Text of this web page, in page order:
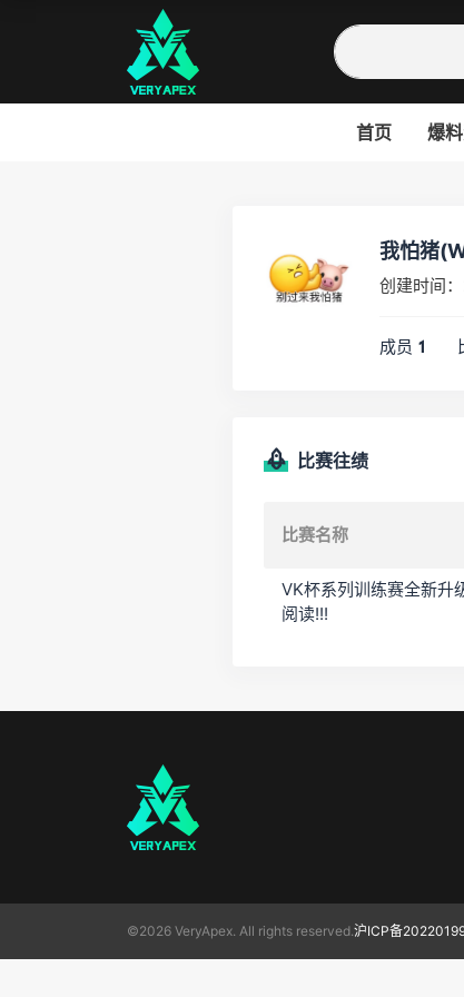
首页 爆
我怕猪
创建时间
成员 1
比赛往绩
比赛名称
VK杯系列训练赛全新升
阅读!!!
©2026 VeryApex. All rights reserved.沪ICP备